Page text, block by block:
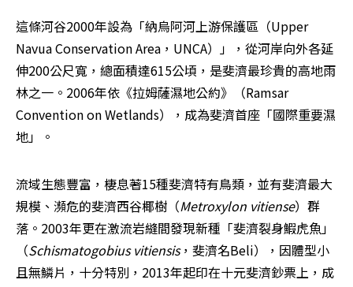
這條河谷2000年設為「納烏阿河上游保護區（Upper
Navua Conservation Area，UNCA）」，從河岸向外各延
伸200公尺寬，總面積達615公頃，是斐濟最珍貴的高地雨
林之一。2006年依《拉姆薩濕地公約》（Ramsar
Convention on Wetlands），成為斐濟首座「國際重要濕
地」。
流域生態豐富，棲息著15種斐濟特有鳥類，並有斐濟最大
規模、瀕危的斐濟西谷椰樹（Metroxylon vitiense）群
落。2003年更在激流岩縫間發現新種「斐濟裂身鰕虎魚」
（Schismatogobius vitiensis，斐濟名Beli），因體型小
且無鱗片，十分特別，2013年起印在十元斐濟鈔票上，成